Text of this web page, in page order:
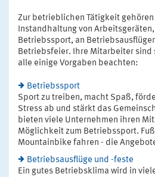
Zur betrieblichen Tätigkeit gehören
Instandhaltung von
Betriebssport, an
Betriebsfeier. Ihre Mitarbeiter sind
alle einige Vorgaben beachten:
Betriebssport
Sport zu treiben, macht Spaß,
Stress ab und stärkt das
bieten viele Unternehmen ihren
Möglichkeit zum Betriebssport.
Mountainbike fahren - die
Betriebsausflüge und -feste
Ein gutes Betriebsklima wird in